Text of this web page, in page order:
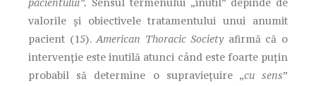
valorile și obiectivele tratamentului unui anumit
pacient (15).American Thoracic Societyafirmă că o
intervenție este inutilă atunci când este foarte puțin
probabil să determine o supraviețuire „cu sens”